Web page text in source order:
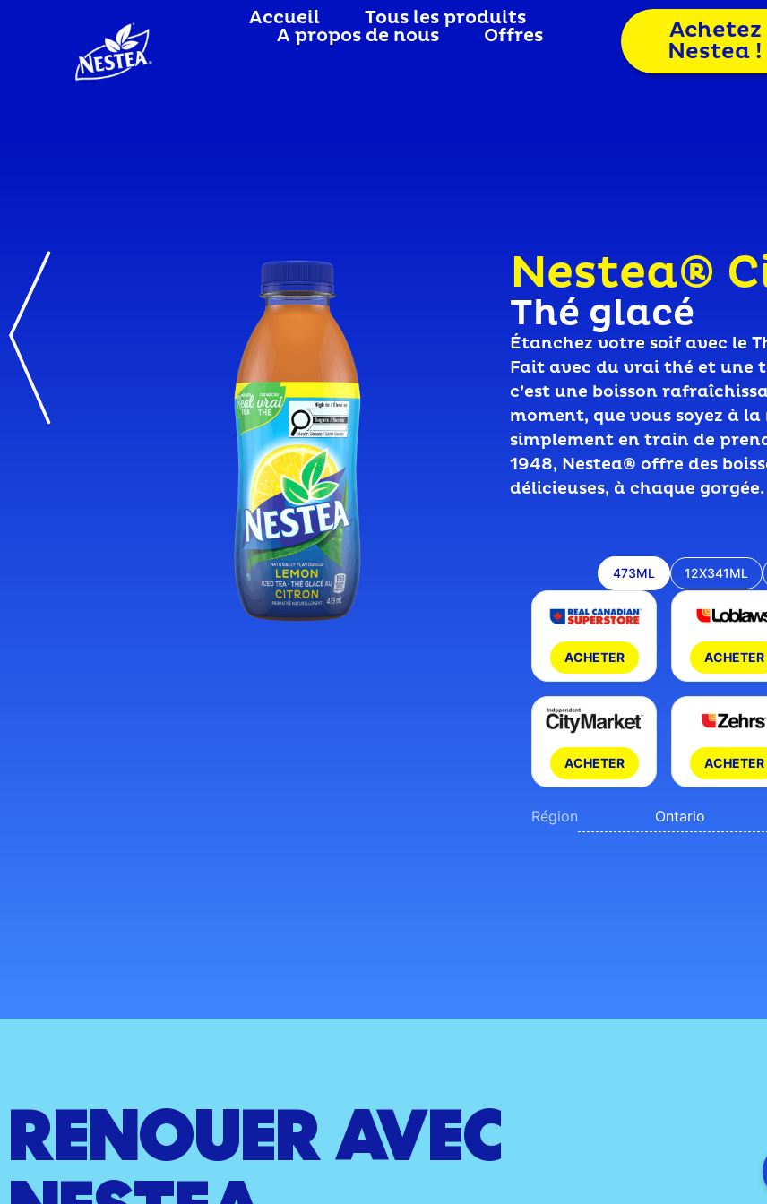
Accueil
Tous les produits
A propos de nous
Offres
Achetez
Nestea !
Nestea®
Thé glacé
Étanchez votre soif avec le
Fait avec du vrai thé et une
c’est une boisson
moment, que vous soyez à
simplement en train de
1948, Nestea® offre des
délicieuses, à chaque gorgée.
473ML 12X341ML
ACHETER ACHETER
ACHETER ACHETER
Région Ontario
RENOUER AVEC